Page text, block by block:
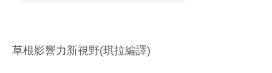
草根影響力新視野(琪拉編譯)